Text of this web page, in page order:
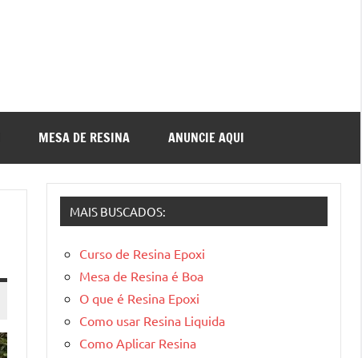
MESA DE RESINA ANUNCIE AQUI
MAIS BUSCADOS:
Curso de Resina Epoxi
Mesa de Resina é Boa
O que é Resina Epoxi
Como usar Resina Liquida
Como Aplicar Resina